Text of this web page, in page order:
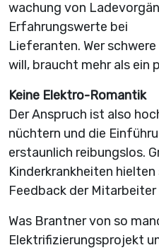
wachung von
Erfahrungswerte bei
Lieferanten. Wer
will, braucht mehr als ein
Keine Elektro-Romantik
Der Anspruch ist also
nüchtern und die
erstaunlich reibungslos.
Kinderkrankheiten hielten
Feedback der
Was Brantner von so
Elektrifizierungsprojekt